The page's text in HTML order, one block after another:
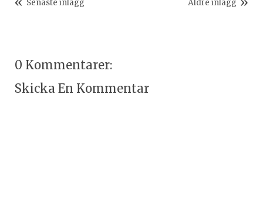
Senaste inlägg Äldre inlägg
0 Kommentarer:
Skicka En Kommentar